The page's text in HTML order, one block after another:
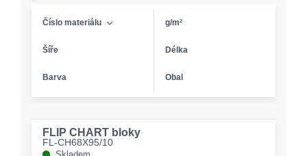
Číslo materiálu g/m²
Šíře Délka
Barva Obal
FLIP CHART bloky
FL-CH68X95/10